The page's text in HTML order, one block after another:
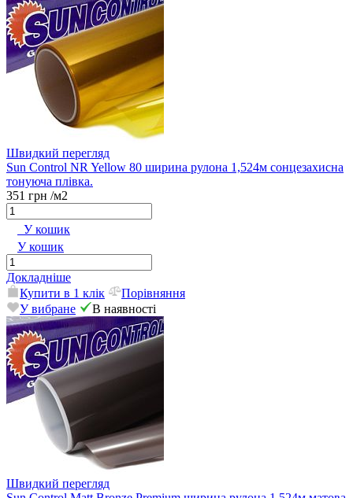
Швидкий перегляд
Sun Control NR Yellow 80 ширина рулона 1,524м сонцезахисна
тонуюча плівка.
351 грн /м2
У кошик
У кошик
Докладніше
Купити в 1 клік
Порівняння
У вибране
В наявності
Швидкий перегляд